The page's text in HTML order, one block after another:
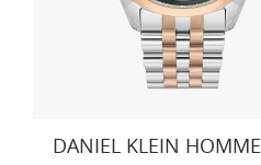
DANIEL KLEIN HOMME